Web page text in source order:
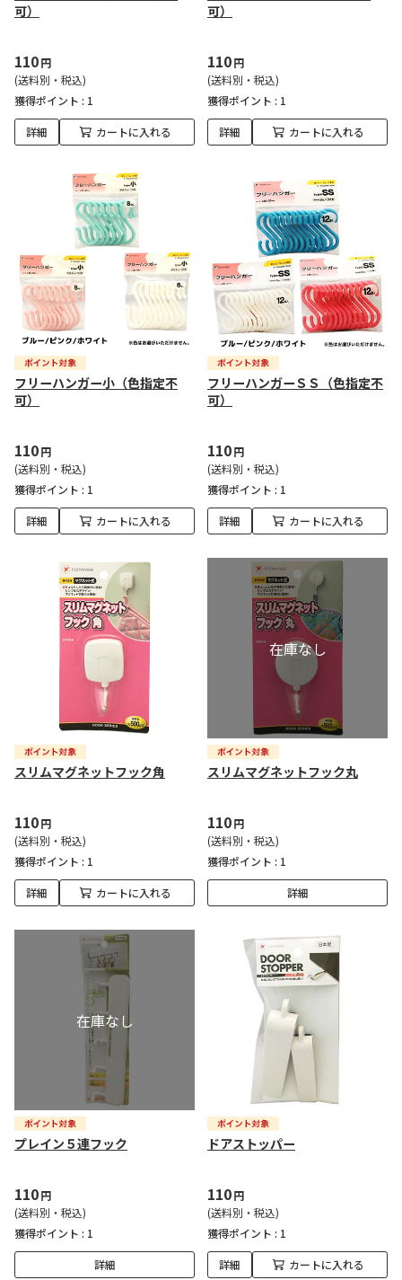
可）
110円
(送料別・税込)
獲得ポイント : 1
詳細 カートに入れる
可）
110円
(送料別・税込)
獲得ポイント : 1
詳細 カートに入れる
フリーハンガー小（色指定不
可）
110円
(送料別・税込)
獲得ポイント : 1
詳細 カートに入れる
フリーハンガーＳＳ（色指定不
可）
110円
(送料別・税込)
獲得ポイント : 1
詳細 カートに入れる
スリムマグネットフック角
110円
(送料別・税込)
獲得ポイント : 1
詳細 カートに入れる
スリムマグネットフック丸
110円
(送料別・税込)
獲得ポイント : 1
詳細
プレイン５連フック
110円
(送料別・税込)
獲得ポイント : 1
詳細
ドアストッパー
110円
(送料別・税込)
獲得ポイント : 1
詳細 カートに入れる